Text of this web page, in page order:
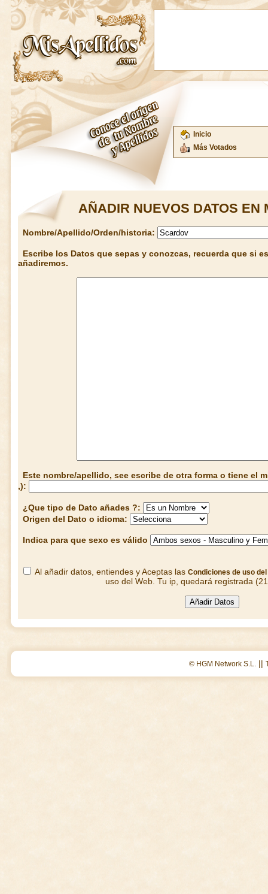
Inicio
Más Votados
AÑADIR NUEVOS DATOS EN
Nombre/Apellido/Orden/historia:
Escribe los Datos que sepas y conozcas, recuerda que si
añadiremos.
Este nombre/apellido, see escribe de otra forma o tiene el
,):
¿Que tipo de Dato añades ?:
Origen del Dato o idioma:
Indica para que sexo es válido
Al añadir datos, entiendes y Aceptas las Condiciones de uso del
uso del Web. Tu ip, quedará registrada
© HGM Network S.L. ||